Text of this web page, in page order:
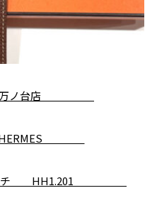
万ノ台店
HERMES
ッチ HH1.201